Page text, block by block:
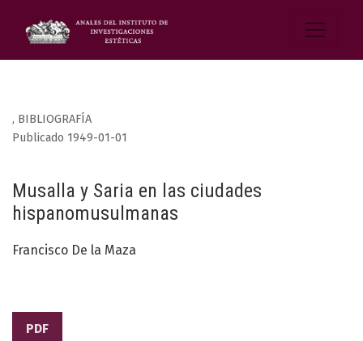
, BIBLIOGRAFÍA
Musalla y Saria en las ciudades
hispanomusulmanas
Publicado 1949-01-01
Francisco De la Maza
PDF